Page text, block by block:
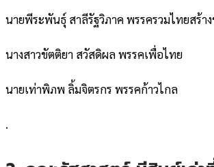
นายพีระพันธุ์ สาลีรัฐวิภาค พรรครวมไทยสร้า
นางสาวขัตติยา สวัสดิผล พรรคเพื่อไทย
นายเท่าพิภพ ลิ้มจิตรกร พรรคก้าวไกล
.